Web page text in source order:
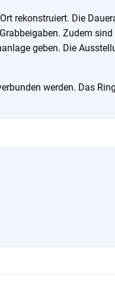
rekonstruiert. Die
Zudem
geben. Die
werden. Das